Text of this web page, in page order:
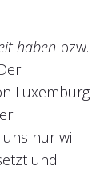
haben bzw.
Luxemburg
nur will
und